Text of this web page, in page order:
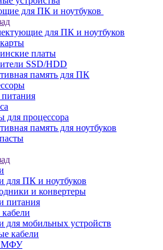
для ПК и ноутбуков
для ПК и ноутбуков
платы
SSD/HDD
память для ПК
для процессора
память для ноутбуков
для ПК и ноутбуков
и конвертеры
питания
для мобильных устройств
кабели
МФУ